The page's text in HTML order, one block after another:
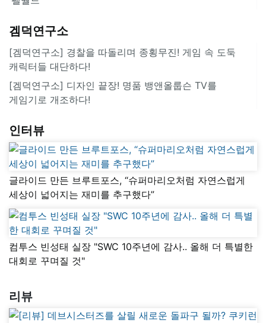
겜덕연구소
[겜덕연구소] 경찰을 따돌리며 종횡무진! 게임 속 도둑
캐릭터들 대단하다!
[겜덕연구소] 디자인 끝장! 명품 뱅앤올룹슨 TV를
게임기로 개조하다!
인터뷰
글라이드 만든 브루트포스, “슈퍼마리오처럼 자연스럽게
세상이 넓어지는 재미를 추구했다”
컴투스 빈성태 실장 "SWC 10주년에 감사.. 올해 더 특별한
대회로 꾸며질 것"
리뷰